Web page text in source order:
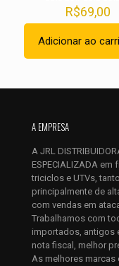
Salvar meus dados
eu comentar.
R$69,00
Adicionar ao
A EMPRESA
A JRL
ESPECIALIZADA
triciclos e UTVs,
principalmente de
com vendas em
Trabalhamos com
importados, antigos
nota fiscal, melhor
As melhores